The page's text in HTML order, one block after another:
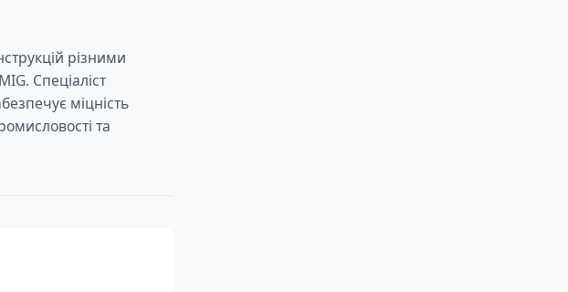
різними
Спеціаліст
міцність
та